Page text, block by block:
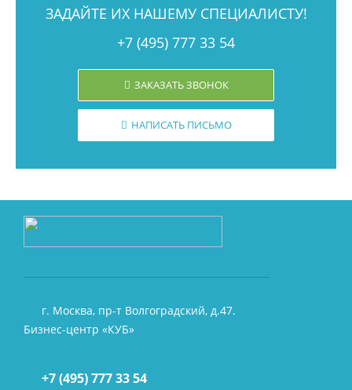
ЗАДАЙТЕ ИХ НАШЕМУ СПЕЦИАЛИСТУ!
+7 (495) 777 33 54
ЗАКАЗАТЬ ЗВОНОК
НАПИСАТЬ ПИСЬМО
г. Москва, пр-т Волгоградский, д.47.
Бизнес-центр «КУБ»
+7 (495) 777 33 54